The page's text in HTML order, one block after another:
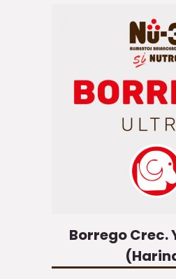
Borrego Crec.